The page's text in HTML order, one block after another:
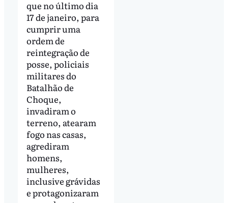
que no último dia
17 de janeiro, para
cumprir uma
ordem de
reintegração de
posse, policiais
militares do
Batalhão de
Choque,
invadiram o
terreno, atearam
fogo nas casas,
agrediram
homens,
mulheres,
inclusive grávidas
e protagonizaram